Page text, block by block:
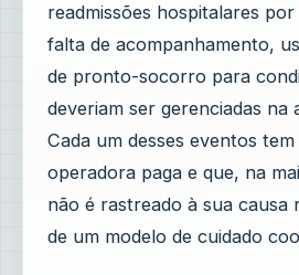
readmissões hospitalares
falta de acompanhamento,
de pronto-socorro para
deveriam ser gerenciadas na
Cada um desses eventos
operadora paga e que, na
não é rastreado à sua causa
de um modelo de cuidado